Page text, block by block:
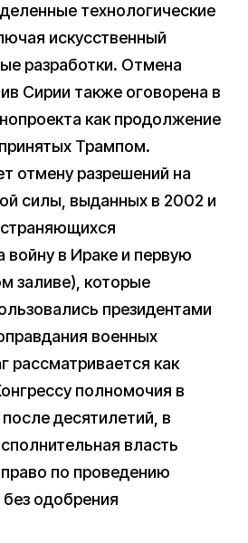
технологические
искусственный
разработки. Отмена
Сирии также оговорена в
как продолжение
Трампом.
отмену разрешений на
силы, выданных в 2002 и
войну в Ираке и первую
заливе), которые
президентами
военных
рассматривается как
полномочия в
десятилетий, в
власть
по проведению
одобрения